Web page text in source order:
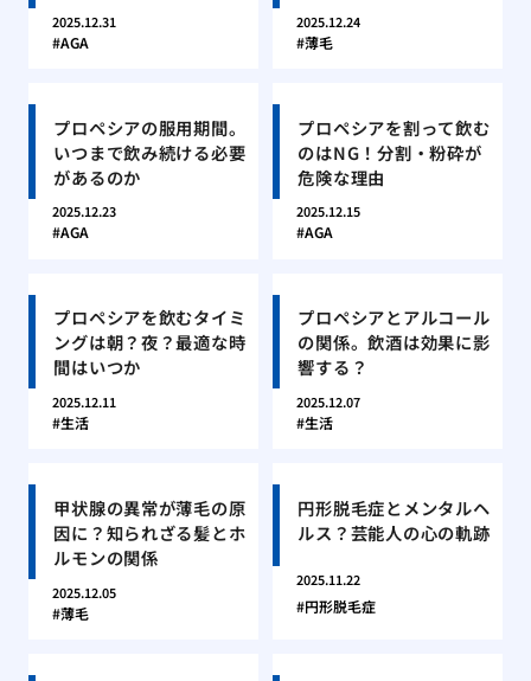
2025.12.31
AGA
2025.12.24
薄毛
プロペシアの服用期間。
いつまで飲み続ける必要
があるのか
2025.12.23
AGA
プロペシアを割って飲む
のはNG！分割・粉砕が
危険な理由
2025.12.15
AGA
プロペシアを飲むタイミ
ングは朝？夜？最適な時
間はいつか
2025.12.11
生活
プロペシアとアルコール
の関係。飲酒は効果に影
響する？
2025.12.07
生活
甲状腺の異常が薄毛の原
因に？知られざる髪とホ
ルモンの関係
2025.12.05
薄毛
円形脱毛症とメンタルヘ
ルス？芸能人の心の軌跡
2025.11.22
円形脱毛症